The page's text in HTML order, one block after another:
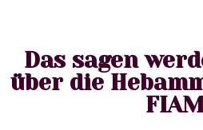
Das sagen
über die